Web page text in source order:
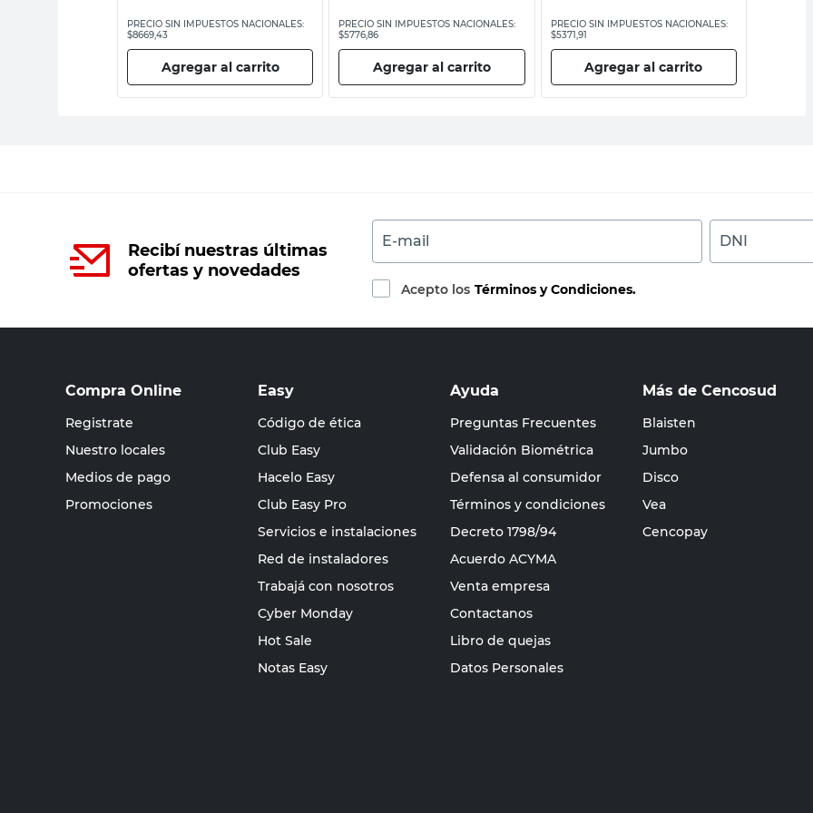
PRECIO SIN IMPUESTOS NACIONALES:
$8669,43
Agregar al carrito
PRECIO SIN IMPUESTOS NACIONALES:
$5776,86
Agregar al carrito
PRECIO SIN IMPUESTOS NACIONALES:
$5371,91
Agregar al carrito
Recibí nuestras últimas
ofertas y novedades
E-mail DNI
Acepto los Términos y Condiciones.
Compra Online
Registrate
Nuestro locales
Medios de pago
Promociones
Easy
Código de ética
Club Easy
Hacelo Easy
Club Easy Pro
Servicios e instalaciones
Red de instaladores
Trabajá con nosotros
Cyber Monday
Hot Sale
Notas Easy
Ayuda
Preguntas Frecuentes
Validación Biométrica
Defensa al consumidor
Términos y condiciones
Decreto 1798/94
Acuerdo ACYMA
Venta empresa
Contactanos
Libro de quejas
Datos Personales
Más de Cencosud
Blaisten
Jumbo
Disco
Vea
Cencopay